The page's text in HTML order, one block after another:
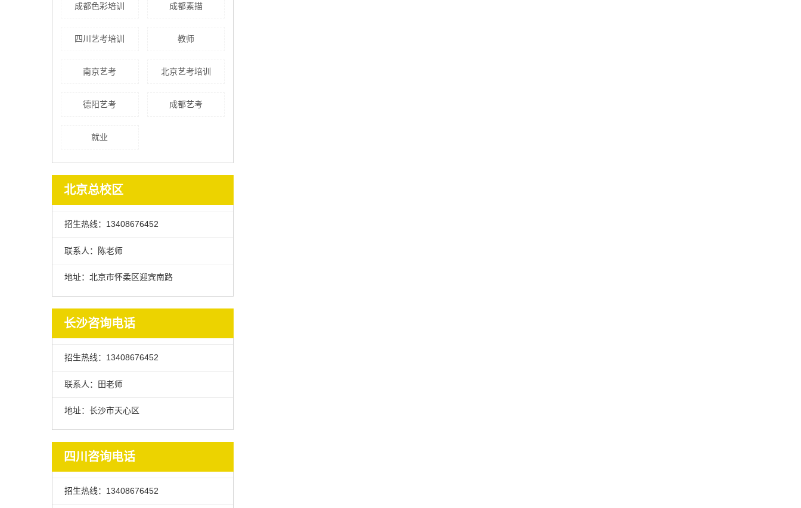
成都色彩培训 成都素描
四川艺考培训 教师
南京艺考 北京艺考培训
德阳艺考 成都艺考
就业
北京总校区
招生热线：13408676452
联系人：陈老师
地址：北京市怀柔区迎宾南路
长沙咨询电话
招生热线：13408676452
联系人：田老师
地址：长沙市天心区
四川咨询电话
招生热线：13408676452